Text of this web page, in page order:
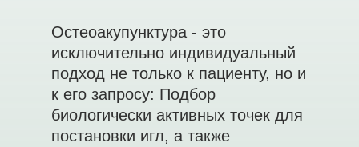
Остеоакупунктура - это
исключительно индивидуальный
подход не только к пациенту, но и
к его запросу: Подбор
биологически активных точек для
постановки игл, а также